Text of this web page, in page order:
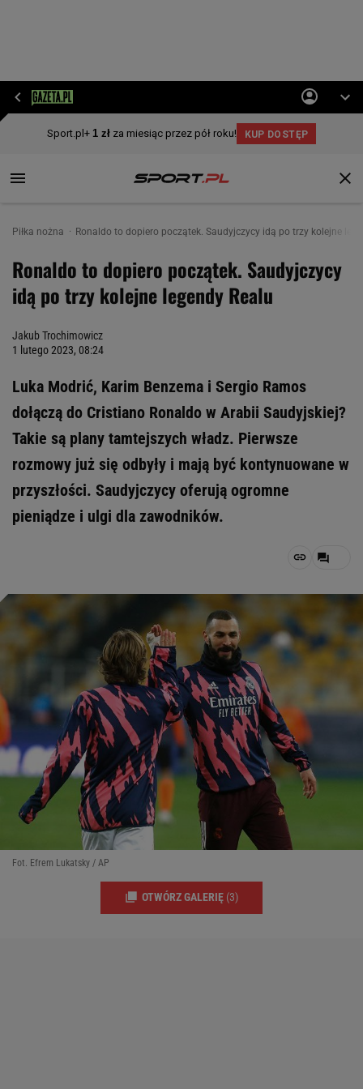
Piłka nożna Ronaldo to dopiero początek. Saudyjczycy idą po trzy kolejne
Ronaldo to dopiero początek. Saudyjczycy
idą po trzy kolejne legendy Realu
Jakub Trochimowicz
1 lutego 2023, 08:24
Luka Modrić, Karim Benzema i Sergio Ramos
dołączą do Cristiano Ronaldo w Arabii Saudyjskiej?
Takie są plany tamtejszych władz. Pierwsze
rozmowy już się odbyły i mają być kontynuowane w
przyszłości. Saudyjczycy oferują ogromne
pieniądze i ulgi dla zawodników.
Fot. Efrem Lukatsky / AP
OTWÓRZ GALERIĘ (3)